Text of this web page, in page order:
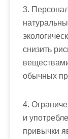
3.
снизить
обычных
4.
и
привычки